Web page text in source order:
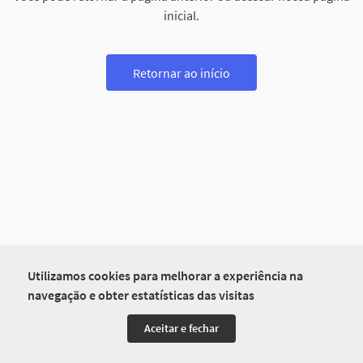
Utilizamos cookies para melhorar a experiência na
navegação e obter estatísticas das visitas
Aceitar e fechar
inicial.
Retornar ao início